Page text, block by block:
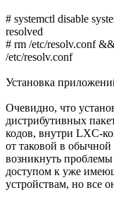
# systemctl disable
resolved
# rm /etc/resolv.conf
/etc/resolv.conf
Установка
Очевидно, что
дистрибутивных
кодов, внутри LXC-
от таковой в
возникнуть
доступом к уже
устройствам, но все